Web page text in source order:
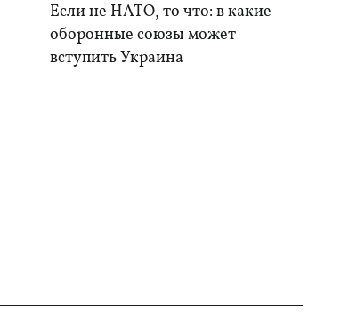
Если не НАТО, то что: в какие
оборонные союзы может
вступить Украина